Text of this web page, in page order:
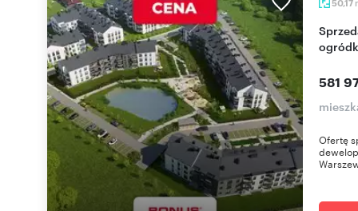
50,17
Sprzedam nowoczesne 2-pokojowe mieszkanie z
581
Ofertę